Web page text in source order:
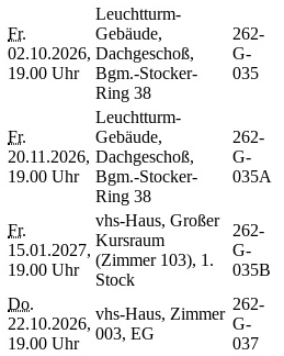
Fr.
02.10.2026,
19.00 Uhr
Leuchtturm-
Gebäude,
Dachgeschoß,
Bgm.-Stocker-
Ring 38
262-
G-
035
Fr.
20.11.2026,
19.00 Uhr
Leuchtturm-
Gebäude,
Dachgeschoß,
Bgm.-Stocker-
Ring 38
262-
G-
035A
Fr.
15.01.2027,
19.00 Uhr
vhs-Haus, Großer
Kursraum
(Zimmer 103), 1.
Stock
262-
G-
035B
Do.
22.10.2026,
19.00 Uhr
vhs-Haus, Zimmer
003, EG
262-
G-
037